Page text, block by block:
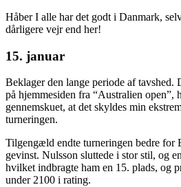
Håber I alle har det godt i Danmark,
dårligere vejr end her!
15. januar
Beklager den lange periode af tavshed.
på hjemmesiden fra “Australien open”,
gennemskuet, at det skyldes min
turneringen.
Tilgengæld endte turneringen bedre for
gevinst. Nulsson sluttede i stor stil, og
hvilket indbragte ham en 15. plads, og
under 2100 i rating.